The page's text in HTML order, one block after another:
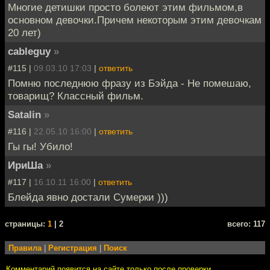
Многие детишки просто болеют этим фильмом,в
основном девочки.Причем некоторым этим девочкам
20 лет)
cableguy »
#115 | 09.03.10 17:03 | ответить
Помню последнюю фразу из Бэйда - Не помешаю,
товарищ? Классный фильм.
Satalin »
#116 | 22.05.10 16:00 | ответить
Гы гы! Убило!
ИриШа »
#117 | 16.10.11 16:00 | ответить
Блейда явно достали Сумерки )))
cтраницы: 1 | 2 всего: 117
Правила Регистрация Поиск